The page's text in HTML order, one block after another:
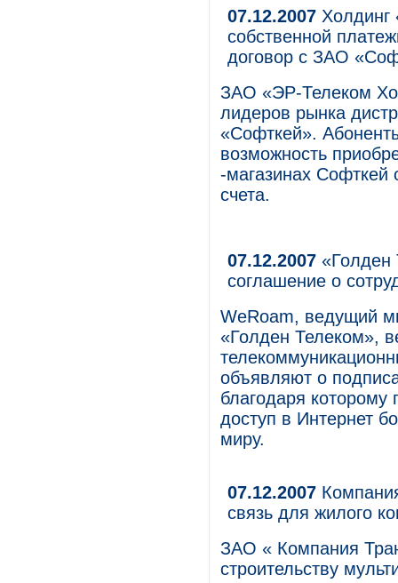
07.12.2007
собственной
договор с ЗАО
ЗАО «ЭР-Телеком
лидеров рынка
«Софткей».
возможность
-магазинах Софткей
счета.
07.12.2007 «Голден
соглашение о
WeRoam, ведущий
«Голден Телеком»,
объявляют о
благодаря которому
доступ в Интернет
миру.
07.12.2007
связь для жилого
ЗАО « Компания
строительству